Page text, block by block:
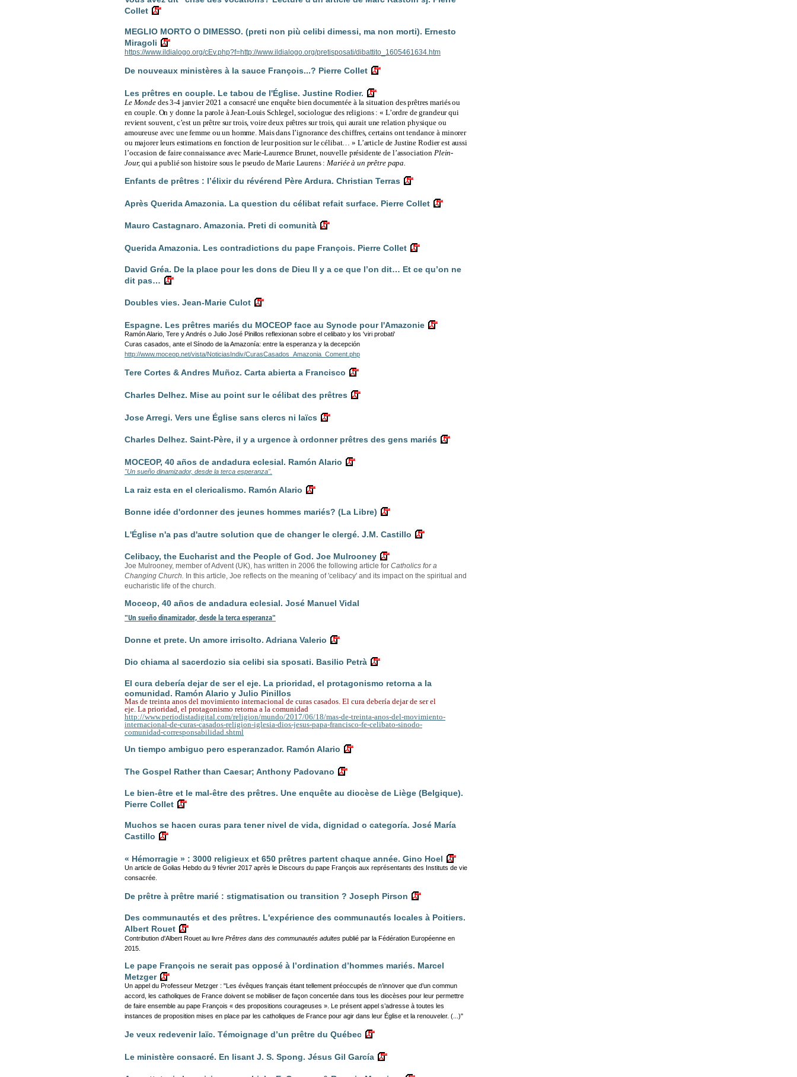
Collet
MEGLIO MORTO O DIMESSO. (preti non più celibi dimessi, ma non morti). Ernesto
Miragoli
https://www.ildialogo.org/cEv.php?f=http://www.ildialogo.org/pretisposati/dibattito_1605461634.htm
De nouveaux ministères à la sauce François...? Pierre Collet
Les prêtres en couple. Le tabou de l'Église. Justine Rodier.
Le Monde des 3-4 janvier 2021 a consacré une enquête bien documentée à la situation des prêtres mariés ou
en couple. On y donne la parole à Jean-Louis Schlegel, sociologue des religions : « L’ordre de grandeur qui
revient souvent, c’est un prêtre sur trois, voire deux prêtres sur trois, qui aurait une relation physique ou
amoureuse avec une femme ou un homme. Mais dans l’ignorance des chiffres, certains ont tendance à minorer
ou majorer leurs estimations en fonction de leur position sur le célibat… » L’article de Justine Rodier est aussi
l’occasion de faire connaissance avec Marie-Laurence Brunet, nouvelle présidente de l’association Plein-
Jour,qui a publié son histoire sous le pseudo de Marie Laurens :Mariée à un prêtre papa.
Enfants de prêtres : l’élixir du révérend Père Ardura. Christian Terras
Après Querida Amazonia. La question du célibat refait surface. Pierre Collet
Mauro Castagnaro. Amazonia. Preti di comunità
Querida Amazonia. Les contradictions du pape François. Pierre Collet
David Gréa. De la place pour les dons de Dieu Il y a ce que l’on dit… Et ce qu’on ne
dit pas…
Doubles vies. Jean-Marie Culot
Espagne. Les prêtres mariés du MOCEOP face au Synode pour l'Amazonie
Ramón Alario, Tere y Andrés o Julio José Pinillos reflexionan sobre el celibato y los 'viri probati'
Curas casados, ante el Sínodo de la Amazonía: entre la esperanza y la decepción
http://www.moceop.net/vista/NoticiasIndiv/CurasCasados_Amazonia_Coment.php
Tere Cortes & Andres Muñoz. Carta abierta a Francisco
Charles Delhez. Mise au point sur le célibat des prêtres
Jose Arregi. Vers une Église sans clercs ni laïcs
Charles Delhez. Saint-Père, il y a urgence à ordonner prêtres des gens mariés
MOCEOP, 40 años de andadura eclesial. Ramón Alario
"Un sueño dinamizador, desde la terca esperanza".
La raiz esta en el clericalismo. Ramón Alario
Bonne idée d'ordonner des jeunes hommes mariés? (La Libre)
L'Église n'a pas d'autre solution que de changer le clergé. J.M. Castillo
Celibacy, the Eucharist and the People of God. Joe Mulrooney
Joe Mulrooney, member of Advent (UK), has written in 2006 the following article for Catholics for a
Changing Church. In this article, Joe reflects on the meaning of 'celibacy' and its impact on the spiritual and
eucharistic life of the church.
Moceop, 40 años de andadura eclesial. José Manuel Vidal
"Un sueño dinamizador, desde la terca esperanza"
Donne et prete. Un amore irrisolto. Adriana Valerio
Dio chiama al sacerdozio sia celibi sia sposati. Basilio Petrà
El cura debería dejar de ser el eje. La prioridad, el protagonismo retorna a la
comunidad. Ramón Alario y Julio Pinillos
Mas de treinta anos del movimiento internacional de curas casados. El cura debería dejar de ser el
eje. La prioridad, el protagonismo retorna a la comunidad
http://www.periodistadigital.com/religion/mundo/2017/06/18/mas-de-treinta-anos-del-movimiento-
internacional-de-curas-casados-religion-iglesia-dios-jesus-papa-francisco-fe-celibato-sinodo-
comunidad-corresponsabilidad.shtml
Un tiempo ambiguo pero esperanzador. Ramón Alario
The Gospel Rather than Caesar; Anthony Padovano
Le bien-être et le mal-être des prêtres. Une enquête au diocèse de Liège (Belgique).
Pierre Collet
Muchos se hacen curas para tener nivel de vida, dignidad o categoría. José María
Castillo
« Hémorragie » : 3000 religieux et 650 prêtres partent chaque année. Gino Hoel
Un article de Golias Hebdo du 9 février 2017 après le Discours du pape François aux représentants des Instituts de vie
consacrée.
De prêtre à prêtre marié : stigmatisation ou transition ? Joseph Pirson
Des communautés et des prêtres. L'expérience des communautés locales à Poitiers.
Albert Rouet
Contribution d'Albert Rouet au livre Prêtres dans des communautés adultes publié par la Fédération Européenne en
2015.
Le pape François ne serait pas opposé à l’ordination d’hommes mariés. Marcel
Metzger
Un appel du Professeur Metzger : "Les évêques français étant tellement préoccupés de n’innover que d’un commun
accord, les catholiques de France doivent se mobiliser de façon concertée dans tous les diocèses pour leur permettre
de faire ensemble au pape François « des propositions courageuses ». Le présent appel s’adresse à toutes les
instances de proposition mises en place par les catholiques de France pour agir dans leur Église et la renouveler. (...)"
Je veux redevenir laïc. Témoignage d’un prêtre du Québec
Le ministère consacré. En lisant J. S. Spong. Jésus Gil García